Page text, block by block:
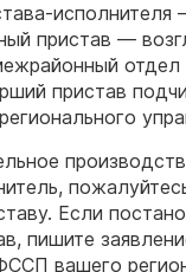
пристав —
отдел
пристав
Если
пишите
вашего